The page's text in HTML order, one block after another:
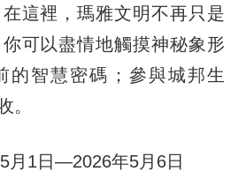
這裡，瑪雅文明不再只是
可以盡情地觸摸神秘象形
的智慧密碼；參與城邦生
。
1日—2026年5月6日